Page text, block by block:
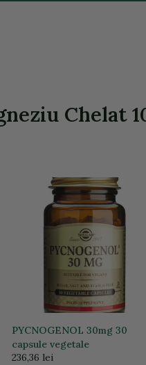
Chelat
PYCNOGENOL 30mg 30
capsule vegetale
236,36 lei